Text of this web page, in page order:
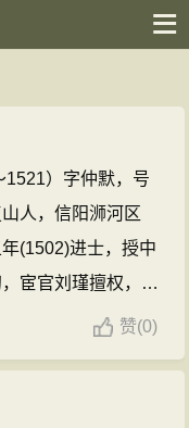
1521）字仲默，号
人，信阳浉河区
(1502)进士，授中
宦官刘瑾擅权， 何
瑾诛，官复原职。官
赞(0)